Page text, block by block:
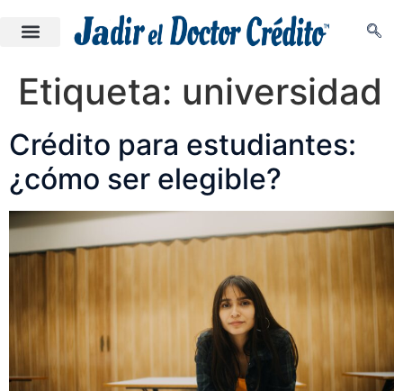
Etiqueta: universidad
Crédito para estudiantes:
¿cómo ser elegible?